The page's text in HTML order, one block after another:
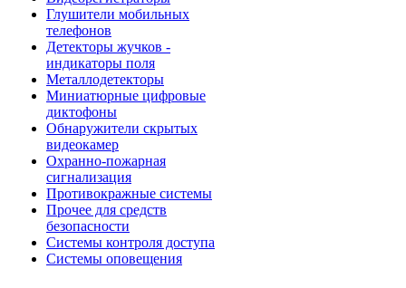
Глушители мобильных
телефонов
Детекторы жучков -
индикаторы поля
Металлодетекторы
Миниатюрные цифровые
диктофоны
Обнаружители скрытых
видеокамер
Охранно-пожарная
сигнализация
Противокражные системы
Прочее для средств
безопасности
Системы контроля доступа
Системы оповещения